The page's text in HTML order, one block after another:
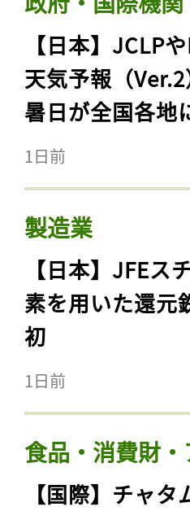
【日本】JCLP
天気予報（
暑日が全国各地
1日前
製造業
【日本】JFEス
素を用いた還元
初
1日前
食品・消費財
【国際】チャ